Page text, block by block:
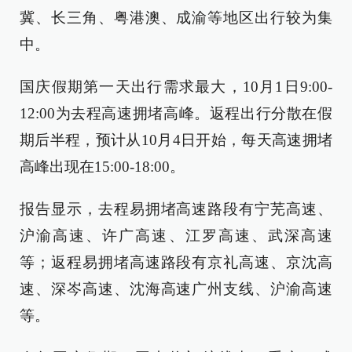
冀、长三角、粤港澳、成渝等地区出行较为集
中。
国庆假期第一天出行需求最大，10月1日9:00-
12:00为去程高速拥堵高峰。返程出行分散在假
期后半程，预计从10月4日开始，每天高速拥堵
高峰出现在15:00-18:00。
报告显示，去程易拥堵高速路段有宁芜高速、
沪渝高速、许广高速、江罗高速、武深高速
等；返程易拥堵高速路段有京礼高速、京沈高
速、深岑高速、沈海高速广州支线、沪渝高速
等。